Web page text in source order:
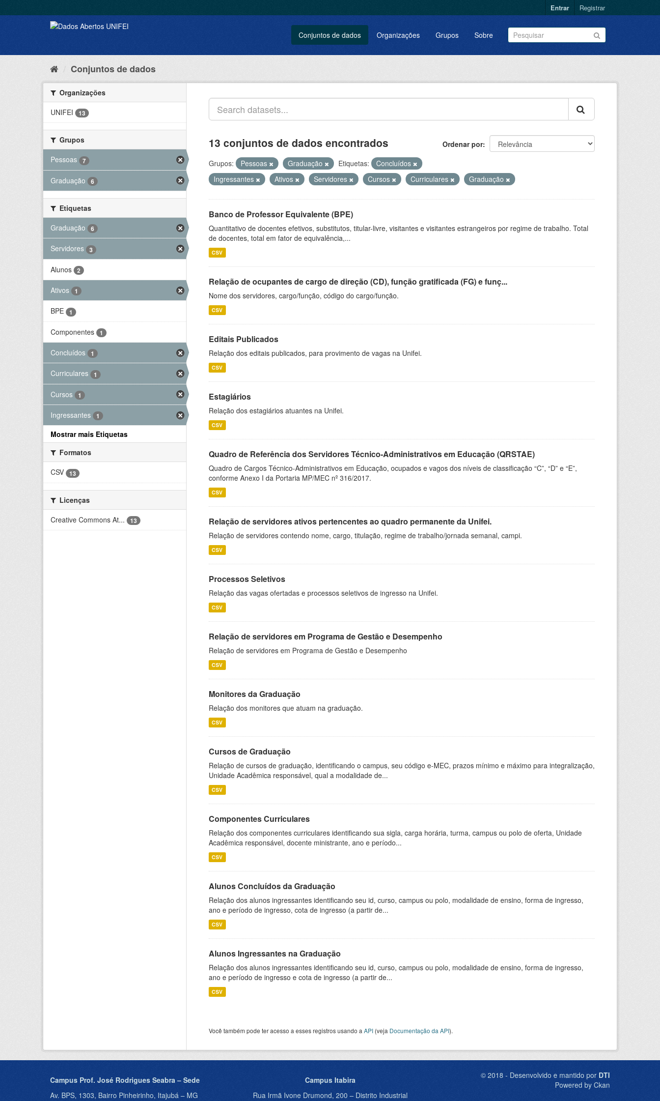
Entrar Registrar
Conjuntos de dados Organizações Grupos Sobre
Conjuntos de dados
Organizações
UNIFEI
13
Grupos
Pessoas
7
Graduação 6
Etiquetas
Graduação
6
Servidores 3
Alunos 2
Ativos 1
BPE 1
Componentes 1
Concluídos 1
Curriculares 1
Cursos 1
Ingressantes 1
Mostrar mais Etiquetas
Formatos
CSV
13
Licenças
Creative Commons At...
13
Ordenar por
13 conjuntos de dados encontrados
Grupos: Pessoas Graduação Etiquetas:
Concluídos
Ingressantes
Ativos Servidores Cursos Curriculares Graduação
Banco de Professor Equivalente (BPE)
Quantitativo de docentes efetivos, substitutos, titular-livre, visitantes e visitantes estrangeiros por regime de trabalho. Total
de docentes, total em fator de equivalência,...
CSV
Relação de ocupantes de cargo de direção (CD), função gratificada (FG) e funç...
Nome dos servidores, cargo/função, código do cargo/função.
CSV
Editais Publicados
Relação dos editais publicados, para provimento de vagas na Unifei.
CSV
Estagiários
Relação dos estagiários atuantes na Unifei.
CSV
Quadro de Referência dos Servidores Técnico-Administrativos em Educação (QRSTAE)
Quadro de Cargos Técnico-Administrativos em Educação, ocupados e vagos dos níveis de classificação “C”, “D” e “E”,
conforme Anexo I da Portaria MP/MEC nº 316/2017.
CSV
Relação de servidores ativos pertencentes ao quadro permanente da Unifei.
Relação de servidores contendo nome, cargo, titulação, regime de trabalho/jornada semanal, campi.
CSV
Processos Seletivos
Relação das vagas ofertadas e processos seletivos de ingresso na Unifei.
CSV
Relação de servidores em Programa de Gestão e Desempenho
Relação de servidores em Programa de Gestão e Desempenho
CSV
Monitores da Graduação
Relação dos monitores que atuam na graduação.
CSV
Cursos de Graduação
Relação de cursos de graduação, identificando o campus, seu código e-MEC, prazos mínimo e máximo para integralização,
Unidade Acadêmica responsável, qual a modalidade de...
CSV
Componentes Curriculares
Relação dos componentes curriculares identificando sua sigla, carga horária, turma, campus ou polo de oferta, Unidade
Acadêmica responsável, docente ministrante, ano e período...
CSV
Alunos Concluídos da Graduação
Relação dos alunos ingressantes identificando seu id, curso, campus ou polo, modalidade de ensino, forma de ingresso,
ano e período de ingresso, cota de ingresso (a partir de...
CSV
Alunos Ingressantes na Graduação
Relação dos alunos ingressantes identificando seu id, curso, campus ou polo, modalidade de ensino, forma de ingresso,
ano e período de ingresso e cota de ingresso (a partir de...
CSV
Você também pode ter acesso a esses registros usando a API (veja Documentação da API).
Campus Prof. José Rodrigues Seabra – Sede
Av. BPS, 1303, Bairro Pinheirinho, Itajubá – MG
Campus Itabira
Rua Irmã Ivone Drumond, 200 – Distrito Industrial
© 2018 - Desenvolvido e mantido por DTI
Powered by Ckan